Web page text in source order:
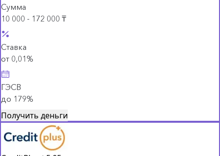
Сумма
10 000 - 172 000 ₸
Ставка
от 0,01%
ГЭСВ
до 179%
Получить деньги